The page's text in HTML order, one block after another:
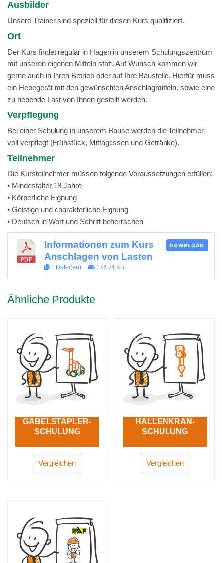
Ausbilder
Unsere Trainer sind speziell für diesen Kurs qualifiziert.
Ort
Der Kurs findet regulär in Hagen in unserem Schulungszentrum
mit unseren eigenen Mitteln statt. Auf Wunsch kommen wir
gerne auch in Ihren Betrieb oder auf Ihre Baustelle. Hierfür muss
ein Hebegerät mit den gewünschten Anschlagmitteln, sowie eine
zu hebende Last von Ihnen gestellt werden.
Verpflegung
Bei einer Schulung in unserem Hause werden die Teilnehmer
voll verpflegt (Frühstück, Mittagessen und Getränke).
Teilnehmer
Die Kursteilnehmer müssen folgende Voraussetzungen erfüllen:
• Mindestalter 18 Jahre
• Körperliche Eignung
• Geistige und charakterliche Eignung
• Deutsch in Wort und Schrift beherrschen
Informationen zum Kurs
Anschlagen von Lasten
1 Datei(en) 176.74 KB
DOWNLOAD
Ähnliche Produkte
GABELSTAPLER-
SCHULUNG
Vergleichen
HALLENKRAN-
SCHULUNG
Vergleichen